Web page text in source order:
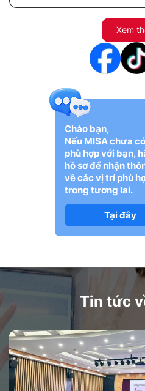
Xem
Chào bạn,
Nếu MISA chưa
phù hợp với bạn,
hồ sơ để nhận
về các vị trí phù
trong tương lai.
Tại đây
Tin tức